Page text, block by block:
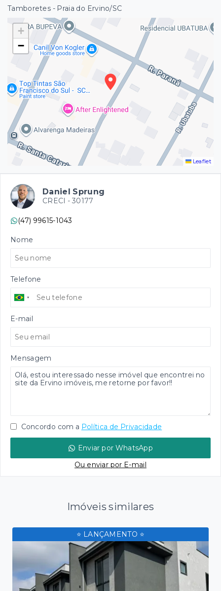
Tamboretes - Praia do Ervino/SC
+
−
Leaflet
Daniel Sprung
CRECI - 30177
(47) 99615-1043
Nome
Telefone
E-mail
Mensagem
Concordo com a Política de Privacidade
Enviar por WhatsApp
Ou enviar por E-mail
Imóveis similares
⭐ LANÇAMENTO ⭐